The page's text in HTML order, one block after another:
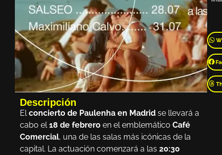
Descripción
El concierto de Paulenha en Madrid se llevará a
cabo el 18 de febrero en el emblemático Café
Comercial, una de las salas más icónicas de la
capital. La actuación comenzará a las 20:30